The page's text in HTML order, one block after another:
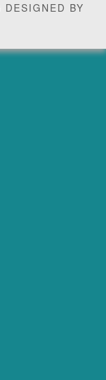
DESIGNED BY